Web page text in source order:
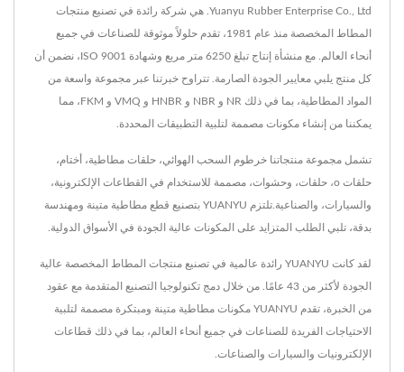
Yuanyu Rubber Enterprise Co., Ltd. هي شركة رائدة في تصنيع منتجات
المطاط المخصصة منذ عام 1981، تقدم حلولاً موثوقة للصناعات في جميع
أنحاء العالم. مع منشأة إنتاج تبلغ 6250 متر مربع وشهادة ISO 9001، نضمن أن
كل منتج يلبي معايير الجودة الصارمة. تتراوح خبرتنا عبر مجموعة واسعة من
المواد المطاطية، بما في ذلك NR و NBR و HNBR و VMQ و FKM، مما
يمكننا من إنشاء مكونات مصممة لتلبية التطبيقات المحددة.
تشمل مجموعة منتجاتنا خرطوم السحب الهوائي، حلقات مطاطية، أختام،
حلقات o، حلقات، وحشوات، مصممة للاستخدام في القطاعات الإلكترونية،
والسيارات، والصناعية.تلتزم YUANYU بتصنيع قطع مطاطية متينة ومهندسة
بدقة، تلبي الطلب المتزايد على المكونات عالية الجودة في الأسواق الدولية.
لقد كانت YUANYU رائدة عالمية في تصنيع منتجات المطاط المخصصة عالية
الجودة لأكثر من 43 عامًا. من خلال دمج تكنولوجيا التصنيع المتقدمة مع عقود
من الخبرة، تقدم YUANYU مكونات مطاطية متينة ومبتكرة مصممة لتلبية
الاحتياجات الفريدة للصناعات في جميع أنحاء العالم، بما في ذلك قطاعات
الإلكترونيات والسيارات والصناعات.